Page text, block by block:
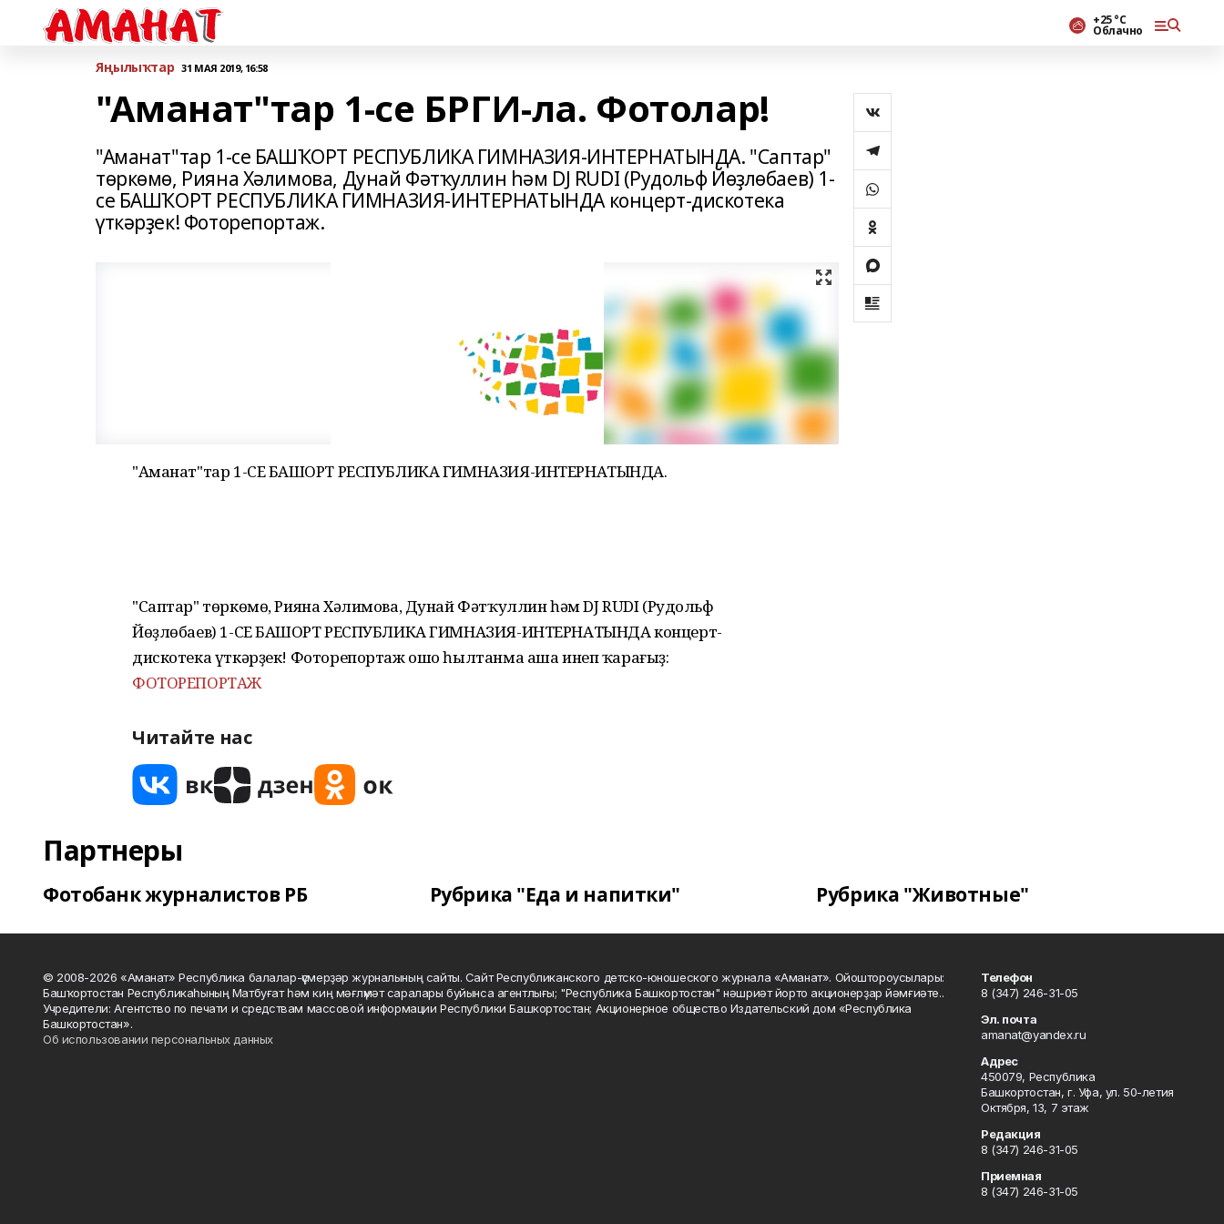
+25 °С
Облачно
Яңылыҡтар 31 МАЯ 2019, 16:58
"Аманат"тар 1-се БРГИ-ла. Фотолар!
"Аманат"тар 1-се БАШҠОРТ РЕСПУБЛИКА ГИМНАЗИЯ-ИНТЕРНАТЫНДА. "Саптар"
төркөмө, Рияна Хәлимова, Дунай Фәтҡуллин һәм DJ RUDI (Рудольф Йөҙлөбаев) 1-
се БАШҠОРТ РЕСПУБЛИКА ГИМНАЗИЯ-ИНТЕРНАТЫНДА концерт-дискотека
үткәрҙек! Фоторепортаж.
"Аманат"тар 1-СЕ БАШҠОРТ РЕСПУБЛИКА ГИМНАЗИЯ-ИНТЕРНАТЫНДА.
"Саптар" төркөмө, Рияна Хәлимова, Дунай Фәтҡуллин һәм DJ RUDI (Рудольф
Йөҙлөбаев) 1-СЕ БАШҠОРТ РЕСПУБЛИКА ГИМНАЗИЯ-ИНТЕРНАТЫНДА концерт-
дискотека үткәрҙек! Фоторепортаж ошо һылтанма аша инеп ҡарағыҙ:
ФОТОРЕПОРТАЖ
Читайте нас
Партнеры
Фотобанк журналистов РБ Рубрика "Еда и напитки" Рубрика "Животные"
© 2008-2026 «Аманат» Республика балалар-үҫмерҙәр журналының сайты. Сайт Республиканского детско-юношеского журнала «Аманат». Ойоштороусылары:
Башҡортостан Республикаһының Матбуғат һәм киң мәғлүмәт саралары буйынса агентлығы; "Республика Башкортостан" нәшриәт йорто акционерҙар йәмғиәте..
Учредители: Агентство по печати и средствам массовой информации Республики Башкортостан; Акционерное общество Издательский дом «Республика
Башкортостан».
Об использовании персональных данных
Телефон
8 (347) 246-31-05
Эл. почта
amanat@yandex.ru
Адрес
450079, Республика
Башкортостан, г. Уфа, ул. 50-летия
Октября, 13, 7 этаж
Редакция
8 (347) 246-31-05
Приемная
8 (347) 246-31-05